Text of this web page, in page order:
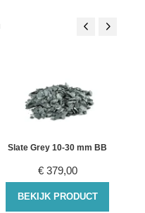
Slate Grey 10-30 mm BB
€ 379,00
BEKIJK PRODUCT